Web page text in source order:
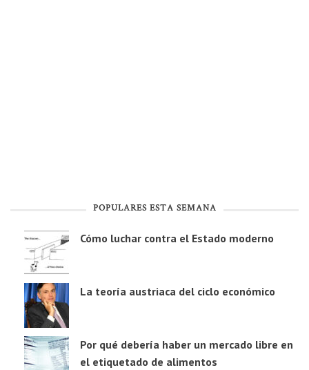
POPULARES ESTA SEMANA
Cómo luchar contra el Estado moderno
La teoría austriaca del ciclo económico
Por qué debería haber un mercado libre en
el etiquetado de alimentos